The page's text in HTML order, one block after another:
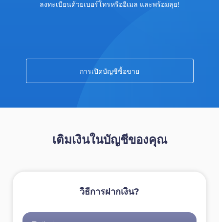
ลงทะเบียนด้วยเบอร์โทรหรืออีเมล และพร้อมลุย!
การเปิดบัญชีซื้อขาย
เติมเงินในบัญชีของคุณ
วิธีการฝากเงิน?